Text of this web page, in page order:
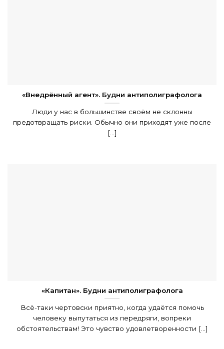
«Внедрённый агент». Будни антиполиграфолога
Люди у нас в большинстве своём не склонны
предотвращать риски. Обычно они приходят уже после
[...]
«Капитан». Будни антиполиграфолога
Всё-таки чертовски приятно, когда удаётся помочь
человеку выпутаться из передряги, вопреки
обстоятельствам! Это чувство удовлетворенности [...]